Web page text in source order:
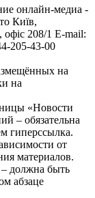
онлайн-медиа -
Київ,
208/1 E-mail:
205-43-00
на
на
«Новости
– обязательна
гиперссылка.
от
материалов.
должна быть
абзаце